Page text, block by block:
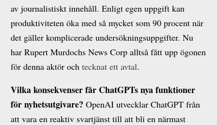
av journalistiskt innehåll. Enligt egen uppgift kan
produktiviteten öka med så mycket som 90 procent när
det gäller komplicerade undersökningsuppgifter. Nu
har Rupert Murdochs News Corp alltså fått upp ögonen
för denna aktör ochtecknat ett avtal.
Vilka konsekvenser får ChatGPTs nya funktioner
för nyhetsutgivare? OpenAI utvecklar ChatGPT från
att vara en reaktiv svartjänst till att bli en närmast